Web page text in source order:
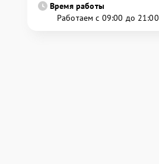
Время работы
Работаем с 09:00 до 21:00